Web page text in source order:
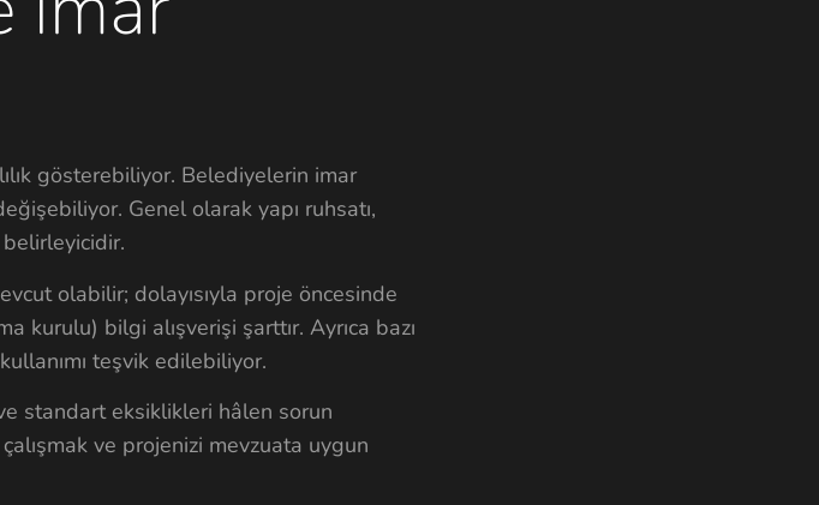
gösterebiliyor. Belediyelerin imar
Genel olarak yapı ruhsatı,
belirleyicidir.
olabilir; dolayısıyla proje öncesinde
kurulu) bilgi alışverişi şarttır. Ayrıca bazı
teşvik edilebiliyor.
standart eksiklikleri hâlen sorun
ve projenizi mevzuata uygun